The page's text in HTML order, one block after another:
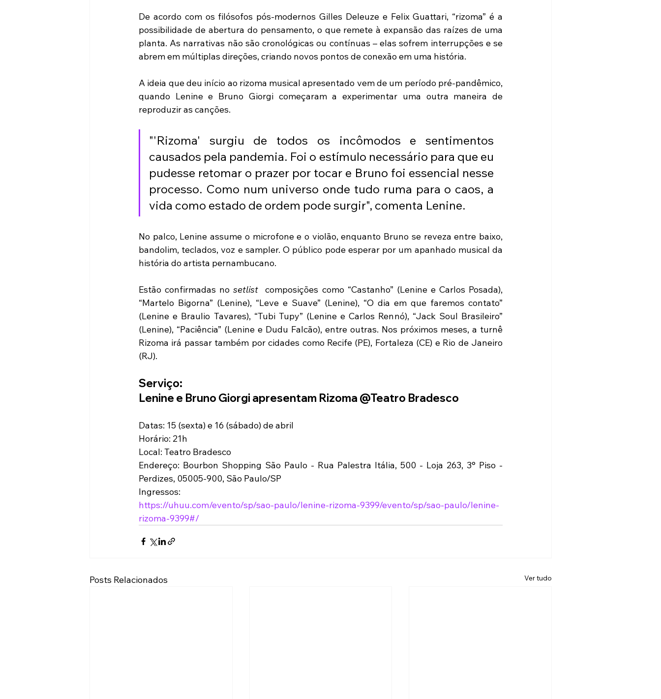
De acordo com os filósofos pós-modernos Gilles Deleuze e Felix Guattari, “rizoma” é a
possibilidade de abertura do pensamento, o que remete à expansão das raízes de uma
planta. As narrativas não são cronológicas ou contínuas – elas sofrem interrupções e se
abrem em múltiplas direções, criando novos pontos de conexão em uma história.
A ideia que deu início ao rizoma musical apresentado vem de um período pré-pandêmico,
quando Lenine e Bruno Giorgi começaram a experimentar uma outra maneira de
reproduzir as canções.
"'Rizoma' surgiu de todos os incômodos e sentimentos
causados pela pandemia. Foi o estímulo necessário para que eu
pudesse retomar o prazer por tocar e Bruno foi essencial nesse
processo. Como num universo onde tudo ruma para o caos, a
vida como estado de ordem pode surgir", comenta Lenine.
No palco, Lenine assume o microfone e o violão, enquanto Bruno se reveza entre baixo,
bandolim, teclados, voz e sampler. O público pode esperar por um apanhado musical da
história do artista pernambucano.
Estão confirmadas no setlist
composições como “Castanho” (Lenine e Carlos Posada),
“Martelo Bigorna” (Lenine), “Leve e Suave” (Lenine), “O dia em que faremos contato”
(Lenine e Braulio Tavares), “Tubi Tupy” (Lenine e Carlos Rennó), “Jack Soul Brasileiro”
(Lenine), “Paciência” (Lenine e Dudu Falcão), entre outras. Nos próximos meses, a turnê
Rizoma irá passar também por cidades como Recife (PE), Fortaleza (CE) e Rio de Janeiro
(RJ).
Serviço:
Lenine e Bruno Giorgi apresentam Rizoma @Teatro Bradesco
Datas: 15 (sexta) e 16 (sábado) de abril
Horário: 21h
Local: Teatro Bradesco
Endereço: Bourbon Shopping São Paulo - Rua Palestra Itália, 500 - Loja 263, 3° Piso -
Perdizes, 05005-900, São Paulo/SP
Ingressos:
https://uhuu.com/evento/sp/sao-paulo/lenine-rizoma-9399/evento/sp/sao-paulo/lenine-
rizoma-9399#/
Posts Relacionados Ver tudo